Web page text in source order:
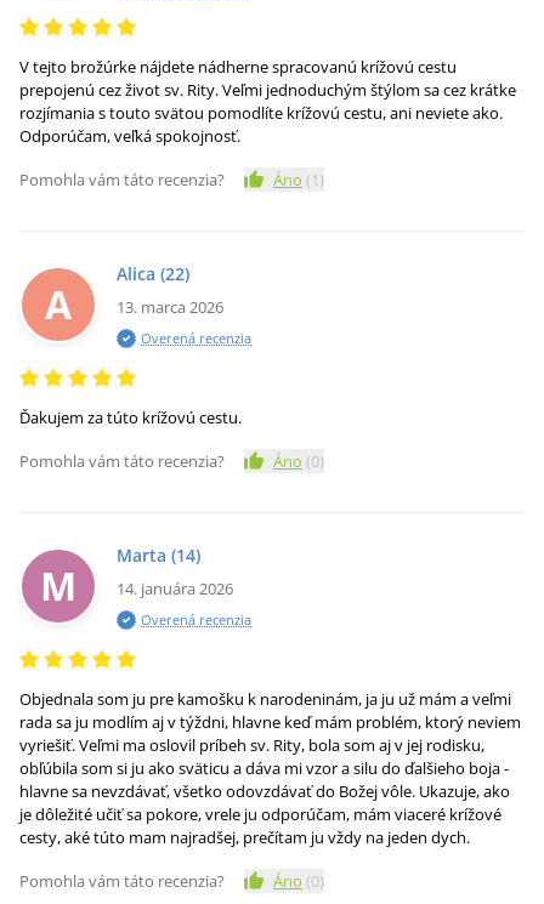
V tejto brožúrke nájdete nádherne spracovanú krížovú cestu
prepojenú cez život sv. Rity. Veľmi jednoduchým štýlom sa cez krátke
rozjímania s touto svätou pomodlíte krížovú cestu, ani neviete ako.
Odporúčam, veľká spokojnosť.
Pomohla vám táto recenzia?
Áno (1)
A
Alica (22)
13. marca 2026
Overená recenzia
Ďakujem za túto krížovú cestu.
Pomohla vám táto recenzia?
Áno (0)
M
Marta (14)
14. januára 2026
Overená recenzia
Objednala som ju pre kamošku k narodeninám, ja ju už mám a veľmi
rada sa ju modlím aj v týždni, hlavne keď mám problém, ktorý neviem
vyriešiť. Veľmi ma oslovil príbeh sv. Rity, bola som aj v jej rodisku,
obľúbila som si ju ako sväticu a dáva mi vzor a silu do ďalšieho boja -
hlavne sa nevzdávať, všetko odovzdávať do Božej vôle. Ukazuje, ako
je dôležité učiť sa pokore, vrele ju odporúčam, mám viaceré krížové
cesty, aké túto mam najradšej, prečítam ju vždy na jeden dych.
Pomohla vám táto recenzia?
Áno (0)